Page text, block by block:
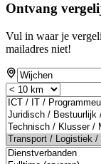
Ontvang
Vul in waar je
mailadres niet!